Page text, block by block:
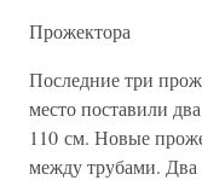
Прожектора
Последние три
место поставили
110 см. Новые
между трубами. Два